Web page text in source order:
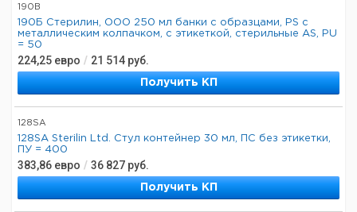
190B
190Б Стерилин, ООО 250 мл банки с образцами, PS с
металлическим колпачком, с этикеткой, стерильные AS, PU
= 50
224,25 евро / 21 514 руб.
Получить КП
128SA
128SA Sterilin Ltd. Стул контейнер 30 мл, ПС без этикетки,
ПУ = 400
383,86 евро / 36 827 руб.
Получить КП